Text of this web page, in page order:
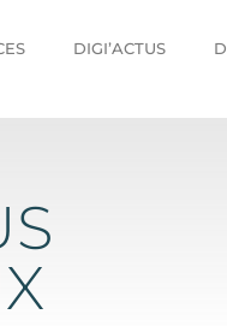
DIGI’ACTUS